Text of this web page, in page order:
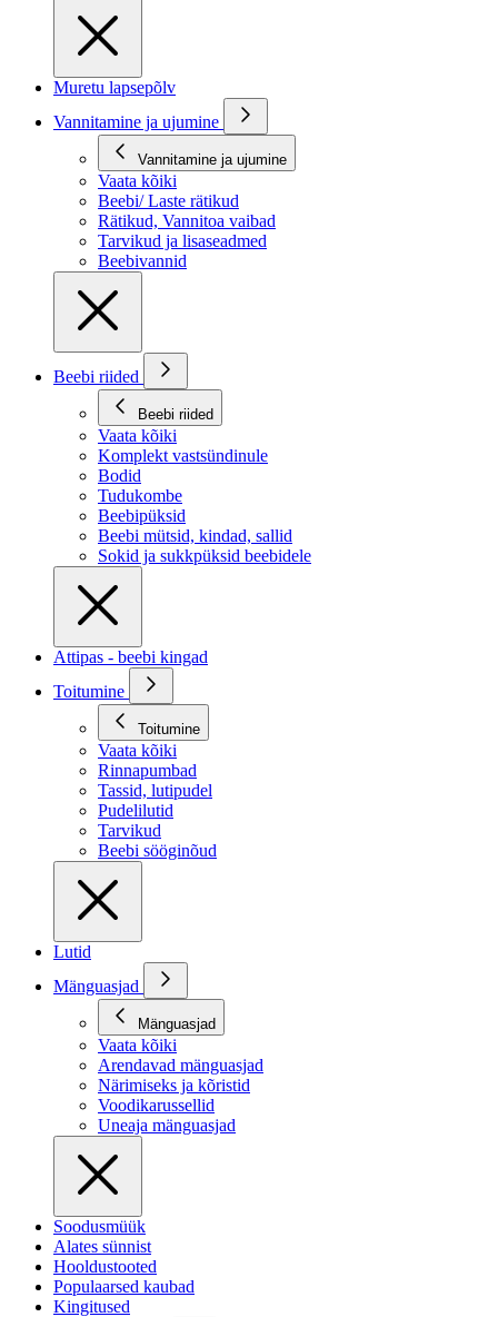
Muretu lapsepõlv
Vannitamine ja ujumine
Vannitamine ja ujumine
Vaata kõiki
Beebi/ Laste rätikud
Rätikud, Vannitoa vaibad
Tarvikud ja lisaseadmed
Beebivannid
Beebi riided
Beebi riided
Vaata kõiki
Komplekt vastsündinule
Bodid
Tudukombe
Beebipüksid
Beebi mütsid, kindad, sallid
Sokid ja sukkpüksid beebidele
Attipas - beebi kingad
Toitumine
Toitumine
Vaata kõiki
Rinnapumbad
Tassid, lutipudel
Pudelilutid
Tarvikud
Beebi sööginõud
Lutid
Mänguasjad
Mänguasjad
Vaata kõiki
Arendavad mänguasjad
Närimiseks ja kõristid
Voodikarussellid
Uneaja mänguasjad
Soodusmüük
Alates sünnist
Hooldustooted
Populaarsed kaubad
Kingitused